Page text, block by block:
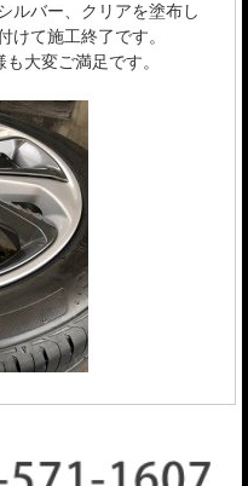
ルバー、クリアを塗布し
けて施工終了です。
大変ご満足です。